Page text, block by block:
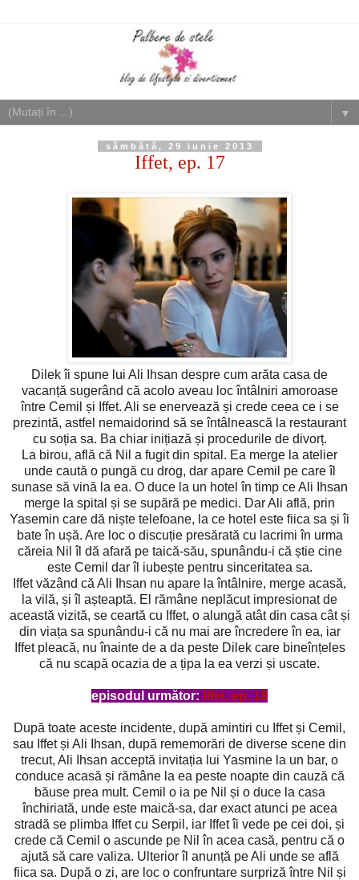
▼
sâmbătă, 29 iunie 2013
Iffet, ep. 17
Dilek îi spune lui Ali Ihsan despre cum arăta casa de
vacanță sugerând că acolo aveau loc întâlniri amoroase
între Cemil și Iffet. Ali se enervează și crede ceea ce i se
prezintă, astfel nemaidorind să se întâlnească la restaurant
cu soția sa. Ba chiar inițiază și procedurile de divorț.
La birou, află că Nil a fugit din spital. Ea merge la atelier
unde caută o pungă cu drog, dar apare Cemil pe care îl
sunase să vină la ea. O duce la un hotel în timp ce Ali Ihsan
merge la spital și se supără pe medici. Dar Ali află, prin
Yasemin care dă niște telefoane, la ce hotel este fiica sa și îi
bate în ușă. Are loc o discuție presărată cu lacrimi în urma
căreia Nil îl dă afară pe taică-său, spunându-i că știe cine
este Cemil dar îl iubește pentru sinceritatea sa.
Iffet văzând că Ali Ihsan nu apare la întâlnire, merge acasă,
la vilă, și îl așteaptă. El rămâne neplăcut impresionat de
această vizită, se ceartă cu Iffet, o alungă atât din casa cât și
din viața sa spunându-i că nu mai are încredere în ea, iar
Iffet pleacă, nu înainte de a da peste Dilek care bineînțeles
că nu scapă ocazia de a țipa la ea verzi și uscate.
episodul următor: Iffet, ep. 18
După toate aceste incidente, după amintiri cu Iffet și Cemil,
sau Iffet și Ali Ihsan, după rememorări de diverse scene din
trecut, Ali Ihsan acceptă invitația lui Yasmine la un bar, o
conduce acasă și rămâne la ea peste noapte din cauză că
băuse prea mult. Cemil o ia pe Nil și o duce la casa
închiriată, unde este maică-sa, dar exact atunci pe acea
stradă se plimba Iffet cu Serpil, iar Iffet îi vede pe cei doi, și
crede că Cemil o ascunde pe Nil în acea casă, pentru că o
ajută să care valiza. Ulterior îl anunță pe Ali unde se află
fiica sa. După o zi, are loc o confruntare surpriză între Nil și